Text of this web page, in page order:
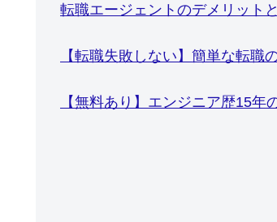
転職エージェントのデメリット
【転職失敗しない】簡単な転職
【無料あり】エンジニア歴15